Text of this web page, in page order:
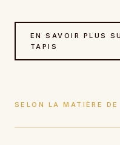
EN SAVOIR PLUS
TAPIS
SELON LA MATIÈRE